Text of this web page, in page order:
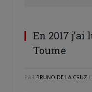
En 2017 j’ai
Toume
PAR BRUNO DE LA CRUZ